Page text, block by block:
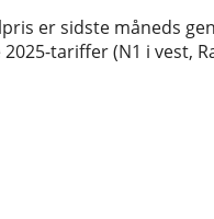
er sidste måneds
tariffer (N1 i vest,